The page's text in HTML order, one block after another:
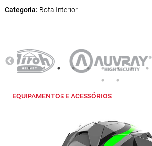
Categoria: Bota Interior
EQUIPAMENTOS E ACESSÓRIOS